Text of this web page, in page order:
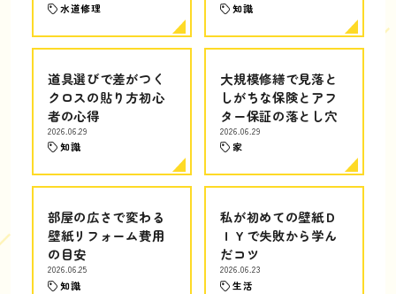
水道修理 知識
道具選びで差がつく
クロスの貼り方初心
者の心得
2026.06.29
知識
大規模修繕で見落と
しがちな保険とアフ
ター保証の落とし穴
2026.06.29
家
部屋の広さで変わる
壁紙リフォーム費用
の目安
2026.06.25
知識
私が初めての壁紙Ｄ
ＩＹで失敗から学ん
だコツ
2026.06.23
生活